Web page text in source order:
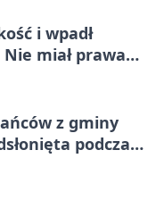
i wpadł
miał prawa
z gminy
podczas